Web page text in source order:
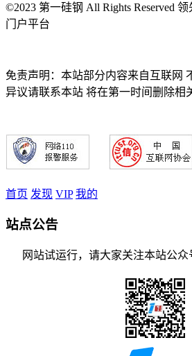
©2023 第一硅钢 All Rights Reserved
门户平台
免责声明：本站部分内容来自互联网
异议请联系本站 将在第一时间删除相
首页 发现 VIP 我的
站点公告
网站试运行，请大家关注本站公众